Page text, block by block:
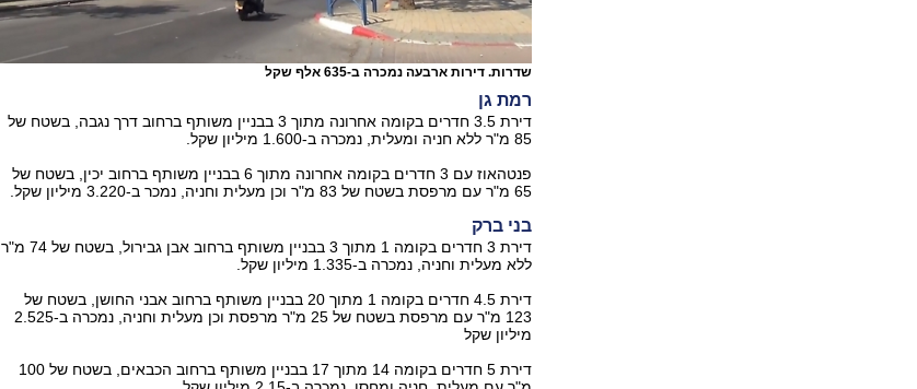
שדרות. דירות ארבעה נמכרה ב-635 אלף שקל
רמת גן
דירת 3.5 חדרים בקומה אחרונה מתוך 3 בבניין משותף ברחוב דרך נגבה, בשטח של
85 מ"ר ללא חניה ומעלית, נמכרה ב-1.600 מיליון שקל.
פנטהאוז עם 3 חדרים בקומה אחרונה מתוך 6 בבניין משותף ברחוב יכין, בשטח של
65 מ"ר עם מרפסת בשטח של 83 מ"ר וכן מעלית וחניה, נמכר ב-3.220 מיליון שקל.
בני ברק
דירת 3 חדרים בקומה 1 מתוך 3 בבניין משותף ברחוב אבן גבירול, בשטח של 74 מ"ר
ללא מעלית וחניה, נמכרה ב-1.335 מיליון שקל.
דירת 4.5 חדרים בקומה 1 מתוך 20 בבניין משותף ברחוב אבני החושן, בשטח של
123 מ"ר עם מרפסת בשטח של 25 מ"ר מרפסת וכן מעלית וחניה, נמכרה ב-2.525
מיליון שקל
דירת 5 חדרים בקומה 14 מתוך 17 בבניין משותף ברחוב הכבאים, בשטח של 100